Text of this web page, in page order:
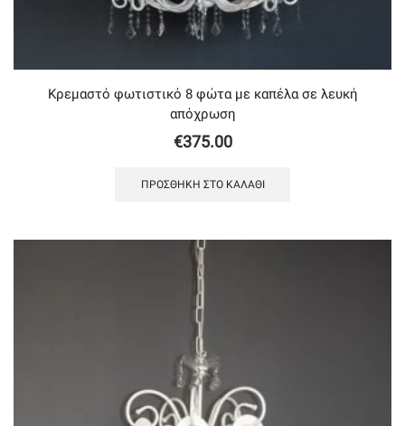
Κρεμαστό φωτιστικό 8 φώτα με καπέλα σε λευκή
απόχρωση
€375.00
ΠΡΟΣΘΉΚΗ ΣΤΟ ΚΑΛΆΘΙ